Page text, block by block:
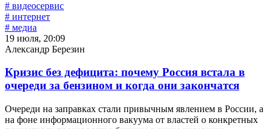
# видеосервис
# интернет
# медиа
19 июля, 20:09
Александр Березин
Кризис без дефицита: почему Россия встала в
очереди за бензином и когда они закончатся
Очереди на заправках стали привычным явлением в России, а
на фоне информационного вакуума от властей о конкретных